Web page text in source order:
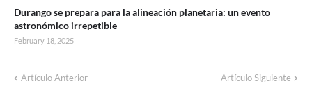
Durango se prepara para la alineación planetaria: un evento
astronómico irrepetible
February 18, 2025
Artículo Anterior Artículo Siguiente